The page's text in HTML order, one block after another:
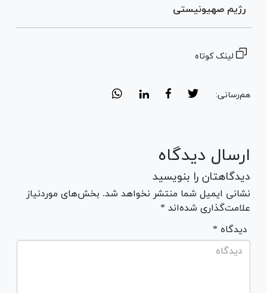
رژیم صهیونیستی
لینک کوتاه
هم‌رسانی:
ارسال دیدگاه
دیدگاهتان را بنویسید
نشانی ایمیل شما منتشر نخواهد شد. بخش‌های موردنیاز
علامت‌گذاری شده‌اند *
* دیدگاه